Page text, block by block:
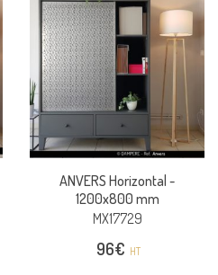
ANVERS Horizontal -
1200x800 mm
MX17729
96€ HT